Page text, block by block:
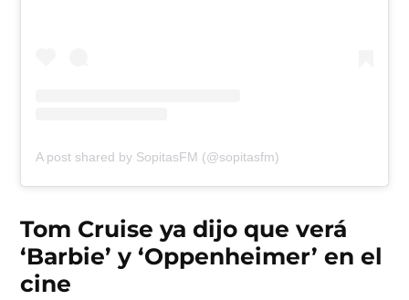
A post shared by SopitasFM (@sopitasfm)
Tom Cruise ya dijo que verá
‘Barbie’ y ‘Oppenheimer’ en el
cine